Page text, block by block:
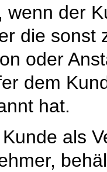
wenn der
die sonst
oder
dem
hat.
als